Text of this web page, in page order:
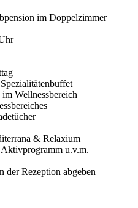
im Doppelzimmer
Wellnessbereich
& Relaxium
u.v.m.
Rezeption abgeben